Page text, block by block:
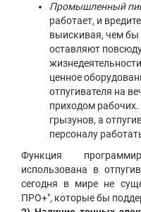
Промышленный
работает, и
выискивая, чем
оставляют
ценное
отпугивателя на
приходом
грызунов, а
персоналу
Функция
использована в
сегодня в мире не
ПРО+", которые бы